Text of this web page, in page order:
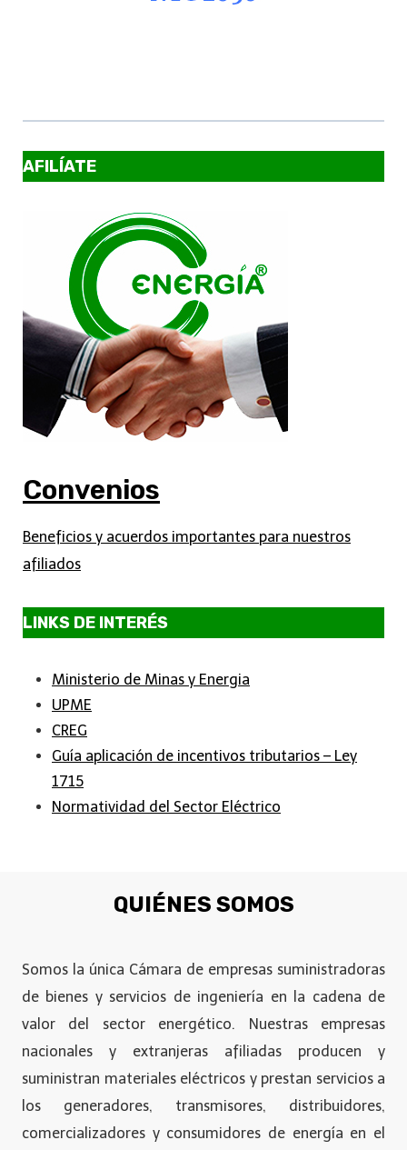
AFILÍATE
Convenios
Beneficios y acuerdos importantes para nuestros
afiliados
LINKS DE INTERÉS
Ministerio de Minas y Energia
UPME
CREG
Guía aplicación de incentivos tributarios – Ley
1715
Normatividad del Sector Eléctrico
QUIÉNES SOMOS
Somos la única Cámara de empresas suministradoras
de bienes y servicios de ingeniería en la cadena de
valor del sector energético. Nuestras empresas
nacionales y extranjeras afiliadas producen y
suministran materiales eléctricos y prestan servicios a
los generadores, transmisores, distribuidores,
comercializadores y consumidores de energía en el